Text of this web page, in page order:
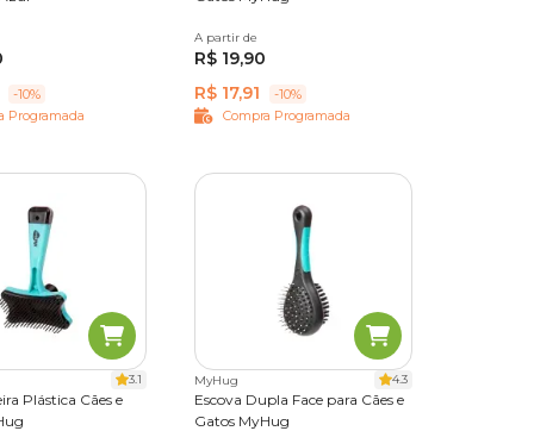
-10%
Programada
Único
A partir de
R$ 19,90
R$ 17,91
-10%
Compra Programada
3.1
Plástica Cães e
MyHug 4.3
Escova Dupla Face para Cães e
Gatos MyHug